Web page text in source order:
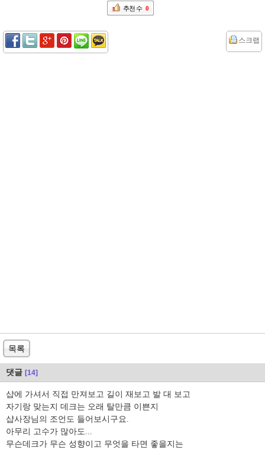
추천 수 0
스크랩
목록
댓글 [14]
샵에 가셔서 직접 만져보고 길이 재보고 발 대 보고
자기랑 맞는지 데크는 오래 탈만큼 이쁜지
샵사장님의 조언도 들어보시구요.
아무리 고수가 많아도...
무슨데크가 무슨 성향이고 무엇을 타면 좋을지는